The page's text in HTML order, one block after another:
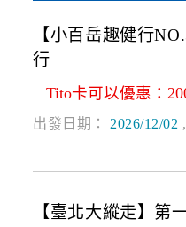
【小百岳趣健行
行
Tito卡可以優惠：
出發日期： 2026/12/02 ,
【臺北大縱走】第